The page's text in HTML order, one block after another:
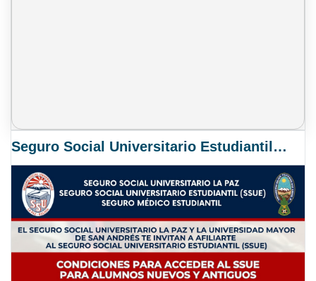
Seguro Social Universitario Estudiantil SSUE